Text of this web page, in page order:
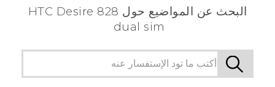
البحث عن المواضيع حول HTC Desire 828
dual sim